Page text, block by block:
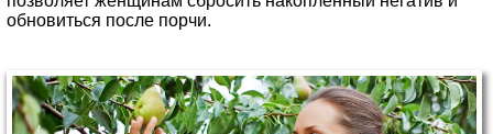
обновиться после порчи.